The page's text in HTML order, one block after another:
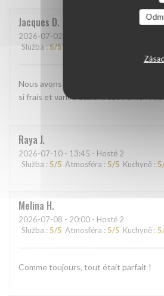
Jacques D
2026-07-02
Služba :5/5
Nous avons beaucoup aimé le shashimi
si frais et variés étaient absolument
Raya J
2026-07-10 - 13:45 - Hosté 2
Služba : 5/5 Atmosféra : 5/5 Kuchyně : 5
Melina H
2026-07-08 - 20:00 - Hosté 2
Služba : 5/5 Atmosféra : 5/5 Kuchyně : 5
Comme toujours, tout était parfait !